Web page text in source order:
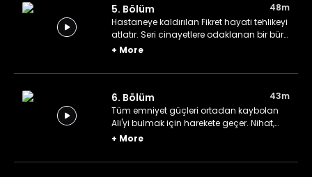
5. Bölüm
48m
Hastaneye kaldırılan Fikret hayati tehlikeyi
atlatır. Seri cinayetlere odaklanan bir büro
kurulması kararı kamuoyuyla paylaşılır.
gün yüzüne çıkar.
+ More
6. Bölüm
43m
Tüm emniyet güçleri ortadan kaybolan
Ali'yi bulmak için harekete geçer. Nihat,
Nevzat'ın baş şüphelisi hâline gelir. Katilin
bulgularını Yasemin'e aktarır.
+ More